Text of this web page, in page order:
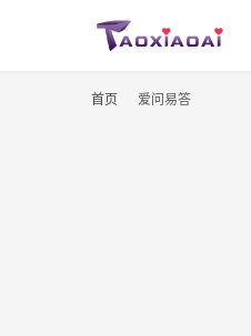
首页 爱问易答